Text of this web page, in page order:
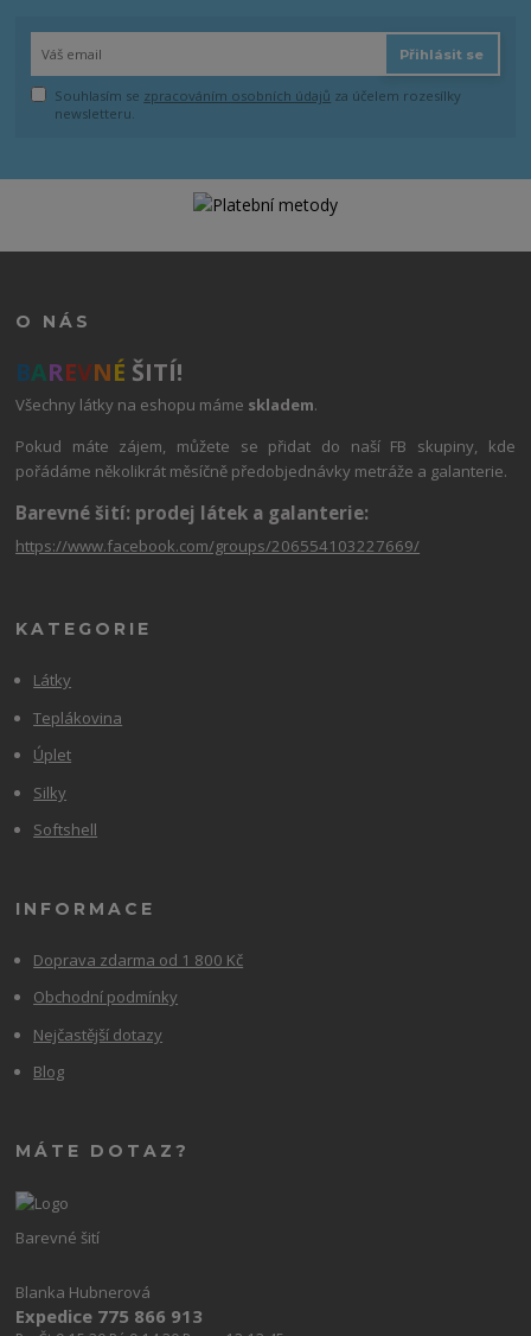
Přihlásit se
Souhlasím se zpracováním osobních údajů za účelem rozesílky
newsletteru.
O NÁS
BAREVNÉ ŠITÍ!
Všechny látky na eshopu máme skladem.
Pokud máte zájem, můžete se přidat do naší FB skupiny, kde
pořádáme několikrát měsíčně předobjednávky metráže a galanterie.
Barevné šití: prodej látek a galanterie:
https://www.facebook.com/groups/206554103227669/
KATEGORIE
Látky
Teplákovina
Úplet
Silky
Softshell
INFORMACE
Doprava zdarma od 1 800 Kč
Obchodní podmínky
Nejčastější dotazy
Blog
MÁTE DOTAZ?
Barevné šití
Blanka Hubnerová
Expedice 775 866 913